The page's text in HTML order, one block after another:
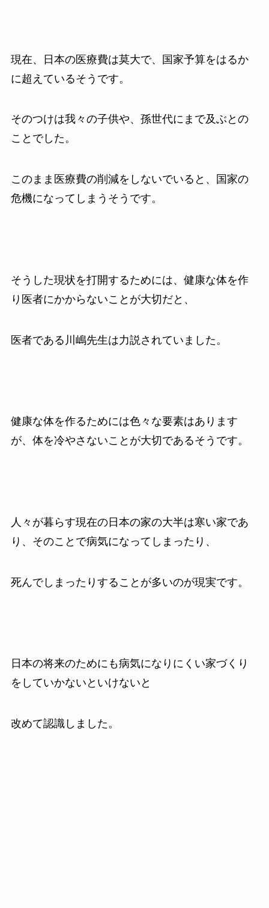
現在、日本の医療費は莫大で、国家予算をはるか
に超えているそうです。
そのつけは我々の子供や、孫世代にまで及ぶとの
ことでした。
このまま医療費の削減をしないでいると、国家の
危機になってしまうそうです。
そうした現状を打開するためには、健康な体を作
り医者にかからないことが大切だと、
医者である川嶋先生は力説されていました。
健康な体を作るためには色々な要素はあります
が、体を冷やさないことが大切であるそうです。
人々が暮らす現在の日本の家の大半は寒い家であ
り、そのことで病気になってしまったり、
死んでしまったりすることが多いのが現実です。
日本の将来のためにも病気になりにくい家づくり
をしていかないといけないと
改めて認識しました。